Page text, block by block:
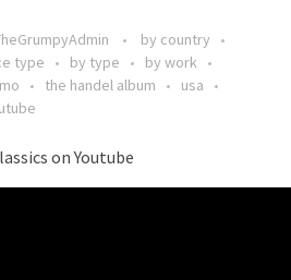
by country
type by type
by work
the handel album
usa
on Youtube